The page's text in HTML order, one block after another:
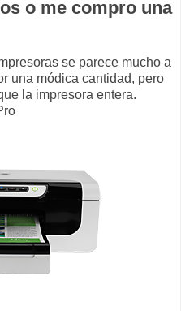
o me compro una
se parece mucho a
una módica cantidad, pero
la impresora entera.